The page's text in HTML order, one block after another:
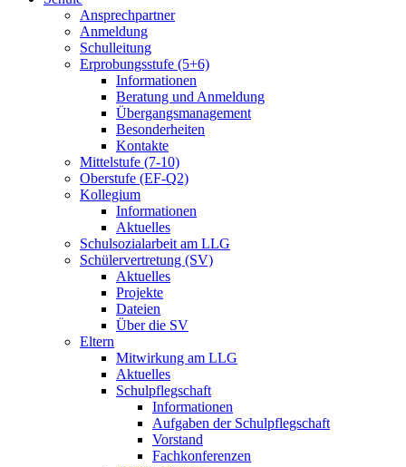
Ansprechpartner
Anmeldung
Schulleitung
Erprobungsstufe (5+6)
Informationen
Beratung und Anmeldung
Übergangsmanagement
Besonderheiten
Kontakte
Mittelstufe (7-10)
Oberstufe (EF-Q2)
Kollegium
Informationen
Aktuelles
Schulsozialarbeit am LLG
Schülervertretung (SV)
Aktuelles
Projekte
Dateien
Über die SV
Eltern
Mitwirkung am LLG
Aktuelles
Schulpflegschaft
Informationen
Aufgaben der Schulpflegschaft
Vorstand
Fachkonferenzen